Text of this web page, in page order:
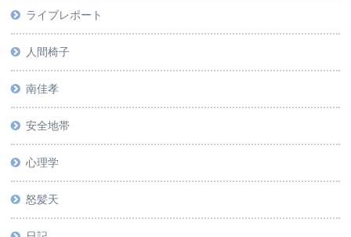
ライブレポート
人間椅子
南佳孝
安全地帯
心理学
怒髪天